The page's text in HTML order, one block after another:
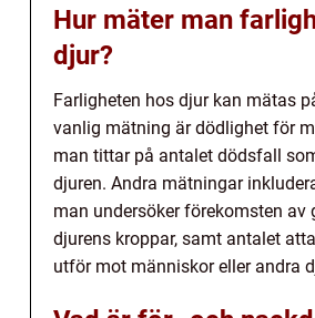
Hur mäter man
djur?
Farligheten hos djur kan mätas
vanlig mätning är dödlighet för
man tittar på antalet dödsfall
djuren. Andra mätningar
man undersöker förekomsten av
djurens kroppar, samt antalet
utför mot människor eller andra